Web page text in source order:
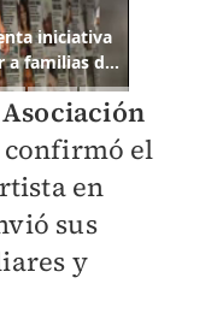
Asociación
confirmó el
en
sus
y